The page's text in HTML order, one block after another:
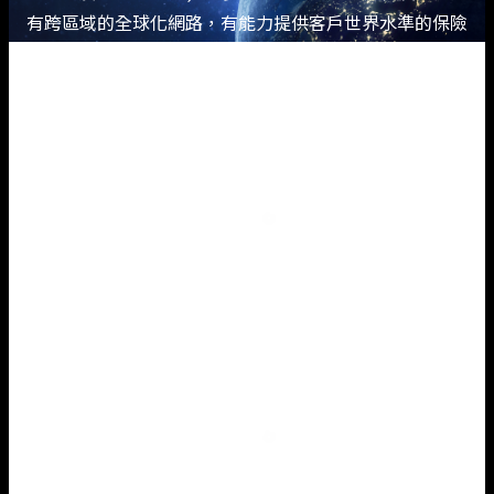
有跨區域的全球化網路，有能力提供客戶世界水準的保險